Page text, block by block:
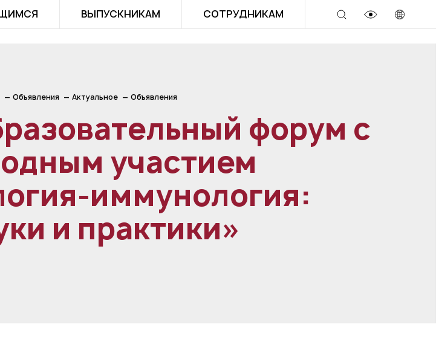
ВЫПУСКНИКАМ СОТРУДНИКАМ
Объявления Актуальное Объявления
форум с
участием
иммунология:
и практики»